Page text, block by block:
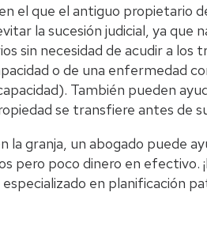
el que el antiguo propietario
la sucesión judicial, ya que
sin necesidad de acudir a los
o de una enfermedad
También pueden
se transfiere antes de
la granja, un abogado puede
pero poco dinero en efectivo.
en planificación